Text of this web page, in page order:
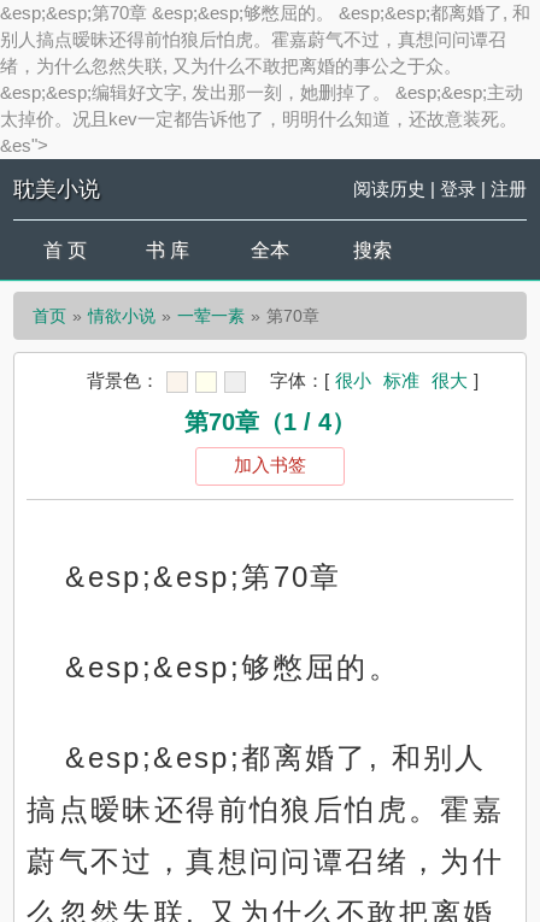
&esp;&esp;第70章 &esp;&esp;够憋屈的。 &esp;&esp;都离婚了, 和
别人搞点暧昧还得前怕狼后怕虎。霍嘉蔚气不过，真想问问谭召
绪，为什么忽然失联, 又为什么不敢把离婚的事公之于众。
&esp;&esp;编辑好文字, 发出那一刻，她删掉了。 &esp;&esp;主动
太掉价。况且kev一定都告诉他了，明明什么知道，还故意装死。
&es">
耽美小说 阅读历史 | 登录| 注册
首 页 书 库 全本 搜索
首页 情欲小说 一荤一素 第70章
背景色： 字体： [ 很小 标准 很大 ]
第70章（1 / 4）
加入书签
&esp;&esp;第70章
&esp;&esp;够憋屈的。
&esp;&esp;都离婚了, 和别人
搞点暧昧还得前怕狼后怕虎。霍嘉
蔚气不过，真想问问谭召绪，为什
么忽然失联, 又为什么不敢把离婚